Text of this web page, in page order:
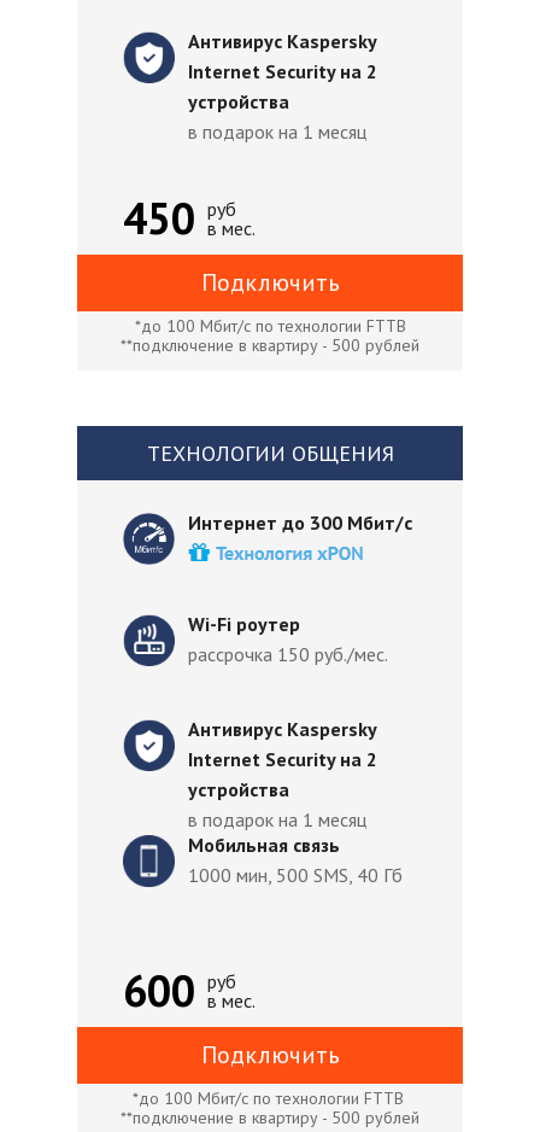
Интернет до 300 Мбит/с
Мобильная связь
1000 мин, 500 SMS, 40 Гб
руб
в мес.
Подключить
Антивирус Kaspersky
Internet Security на 2
устройства
в подарок на 1 месяц
450 руб
в мес.
*до 100 Мбит/с по технологии FTTB
**подключение в квартиру - 500 рублей
Wi-Fi роутер
рассрочка 150 руб./мес.
600
ТЕХНОЛОГИИ ОБЩЕНИЯ
Антивирус Kaspersky
Internet Security на 2
устройства
в подарок на 1 месяц
*до 100 Мбит/с по технологии FTTB
**подключение в квартиру - 500 рублей
Подключить